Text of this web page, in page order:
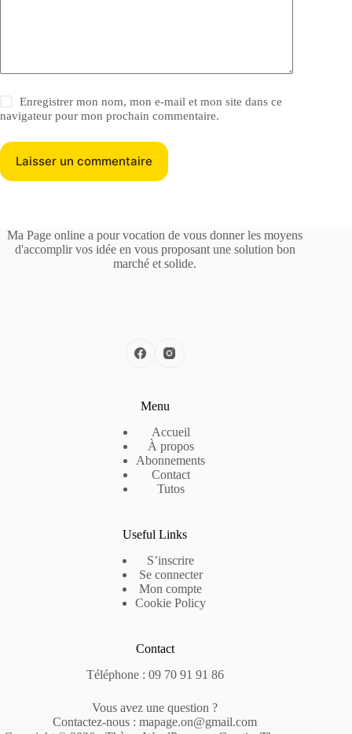
Enregistrer mon nom, mon e-mail et mon site dans ce
navigateur pour mon prochain commentaire.
Laisser un commentaire
Ma Page online a pour vocation de vous donner les moyens
d'accomplir vos idée en vous proposant une solution bon
marché et solide.
Menu
Accueil
À propos
Abonnements
Contact
Tutos
Useful Links
S’inscrire
Se connecter
Mon compte
Cookie Policy
Contact
Téléphone : 09 70 91 91 86
Vous avez une question ?
Contactez-nous : mapage.on@gmail.com